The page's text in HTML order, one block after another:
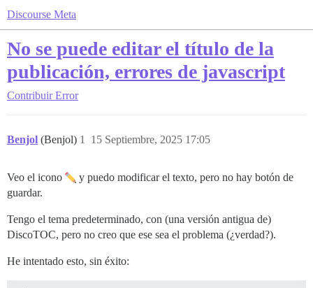
Discourse Meta
No se puede editar el título de la
publicación, errores de javascript
Contribuir Error
Benjol (Benjol) 15 Septiembre, 2025 17:05
1
Veo el icono
y puedo modificar el texto, pero no hay botón de
guardar.
Tengo el tema predeterminado, con (una versión antigua de)
DiscoTOC, pero no creo que ese sea el problema (¿verdad?).
He intentado esto, sin éxito: